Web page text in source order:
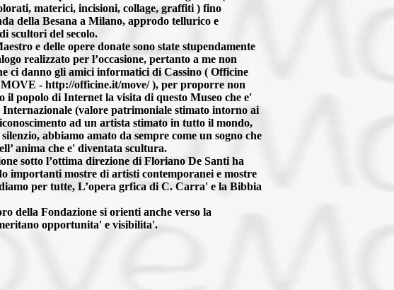
materici, incisioni, collage, graffiti ) fino
della Besana a Milano, approdo tellurico e
scultori del secolo.
e delle opere donate sono state stupendamente
realizzato per l’occasione, pertanto a me non
ci danno gli amici informatici di Cassino ( Officine
- http://officine.it/move/ ), per proporre non
il popolo di Internet la visita di questo Museo che e'
(valore patrimoniale stimato intorno ai
ad un artista stimato in tutto il mondo,
abbiamo amato da sempre come un sogno che
anima che e' diventata scultura.
sotto l’ottima direzione di Floriano De Santi ha
importanti mostre di artisti contemporanei e mostre
per tutte, L’opera grfica di C. Carra' e la Bibbia
della Fondazione si orienti anche verso la
opportunita' e visibilita'.